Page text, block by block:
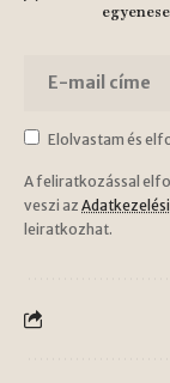
Elolvastam és
A feliratkozással
veszi az
leiratkozhat.